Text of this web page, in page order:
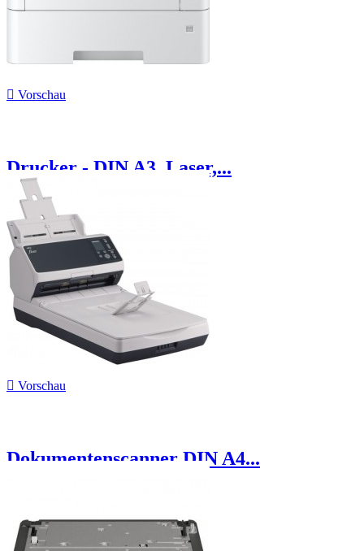
 Vorschau
Drucker - DIN A3, Laser,...
 Vorschau
Dokumentenscanner DIN A4...